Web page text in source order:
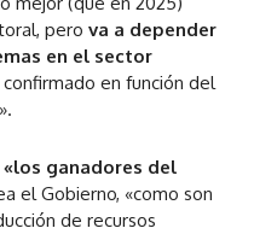
pero va a depender
en el sector
en función del
«los ganadores del
el Gobierno, «como son
de recursos